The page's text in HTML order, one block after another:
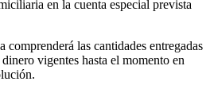
en la cuenta especial prevista
las cantidades entregadas
vigentes hasta el momento en